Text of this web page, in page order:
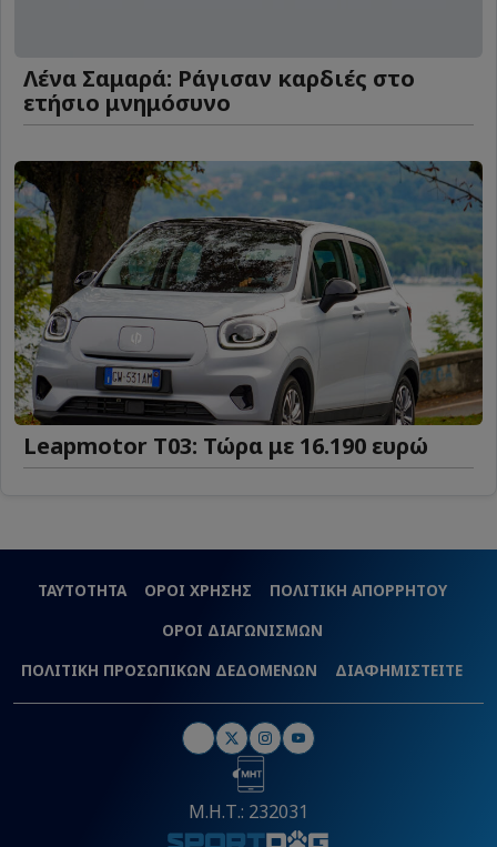
Λένα Σαμαρά: Ράγισαν καρδιές στο
ετήσιο μνημόσυνο
Leapmotor T03: Τώρα με 16.190 ευρώ
ΤΑΥΤΟΤΗΤΑ ΟΡΟΙ ΧΡΗΣΗΣ
ΠΟΛΙΤΙΚΗ ΑΠΟΡΡΗΤΟΥ
ΟΡΟΙ ΔΙΑΓΩΝΙΣΜΩΝ
ΠΟΛΙΤΙΚΗ ΠΡΟΣΩΠΙΚΩΝ ΔΕΔΟΜΕΝΩΝ
ΔΙΑΦΗΜΙΣΤΕΙΤΕ
Μ.Η.Τ.: 232031